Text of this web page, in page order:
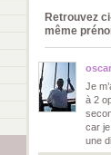
Retrouvez
même
Je
à 2
car
une